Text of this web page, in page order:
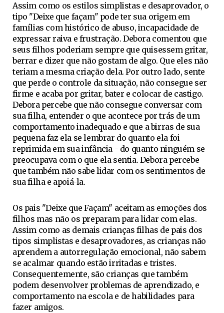
Assim como os estilos simplistas e desaprovador, o
tipo "Deixe que façam" pode ter sua origem em
famílias com histórico de abuso, incapacidade de
expressar raiva e frustração. Debora comentou que
seus filhos poderiam sempre que quisessem gritar,
berrar e dizer que não gostam de algo. Que eles não
teriam a mesma criação dela. Por outro lado, sente
que perde o controle da situação, não consegue ser
firme e acaba por gritar, bater e colocar de castigo.
Debora percebe que não consegue conversar com
sua filha, entender o que acontece por trás de um
comportamento inadequado e que a birras de sua
pequena faz ela se lembrar do quanto ela foi
reprimida em sua infância - do quanto ninguém se
preocupava com o que ela sentia. Debora percebe
que também não sabe lidar com os sentimentos de
sua filha e apoiá-la.
Os pais "Deixe que Façam" aceitam as emoções dos
filhos mas não os preparam para lidar com elas.
Assim como as demais crianças filhas de pais dos
tipos simplistas e desaprovadores, as crianças não
aprendem a autorregulação emocional, não sabem
se acalmar quando estão irritadas e tristes.
Consequentemente, são crianças que também
podem desenvolver problemas de aprendizado, e
comportamento na escola e de habilidades para
fazer amigos.